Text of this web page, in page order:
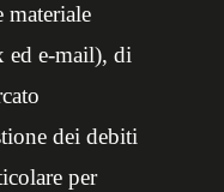
ed e-mail), di
dei debiti
per